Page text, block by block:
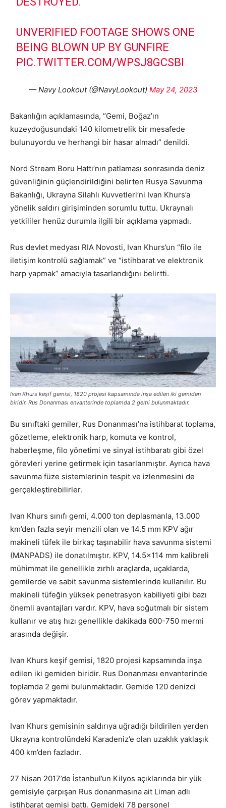
UNVERIFIED FOOTAGE SHOWS ONE
BEING BLOWN UP BY GUNFIRE
PIC.TWITTER.COM/WPSJ8GCSBI
— Navy Lookout (@NavyLookout) May 24, 2023
Bakanlığın açıklamasında, “Gemi, Boğaz’ın
kuzeydoğusundaki 140 kilometrelik bir mesafede
bulunuyordu ve herhangi bir hasar almadı” denildi.
Nord Stream Boru Hattı’nın patlaması sonrasında deniz
güvenliğinin güçlendirildiğini belirten Rusya Savunma
Bakanlığı, Ukrayna Silahlı Kuvvetleri’ni Ivan Khurs’a
yönelik saldırı girişiminden sorumlu tuttu. Ukraynalı
yetkililer henüz durumla ilgili bir açıklama yapmadı.
Rus devlet medyası RIA Novosti, Ivan Khurs’un “filo ile
iletişim kontrolü sağlamak” ve “istihbarat ve elektronik
harp yapmak” amacıyla tasarlandığını belirtti.
Ivan Khurs keşif gemisi, 1820 projesi kapsamında inşa edilen iki gemiden
biridir. Rus Donanması envanterinde toplamda 2 gemi bulunmaktadır.
Bu sınıftaki gemiler, Rus Donanması’na istihbarat toplama,
gözetleme, elektronik harp, komuta ve kontrol,
haberleşme, filo yönetimi ve sinyal istihbaratı gibi özel
görevleri yerine getirmek için tasarlanmıştır. Ayrıca hava
savunma füze sistemlerinin tespit ve izlenmesini de
gerçekleştirebilirler.
Ivan Khurs sınıfı gemi, 4.000 ton deplasmanla, 13.000
km’den fazla seyir menzili olan ve 14.5 mm KPV ağır
makineli tüfek ile birkaç taşınabilir hava savunma sistemi
(MANPADS) ile donatılmıştır. KPV, 14.5×114 mm kalibreli
mühimmat ile genellikle zırhlı araçlarda, uçaklarda,
gemilerde ve sabit savunma sistemlerinde kullanılır. Bu
makineli tüfeğin yüksek penetrasyon kabiliyeti gibi bazı
önemli avantajları vardır. KPV, hava soğutmalı bir sistem
kullanır ve atış hızı genellikle dakikada 600-750 mermi
arasında değişir.
Ivan Khurs keşif gemisi, 1820 projesi kapsamında inşa
edilen iki gemiden biridir. Rus Donanması envanterinde
toplamda 2 gemi bulunmaktadır. Gemide 120 denizci
görev yapmaktadır.
Ivan Khurs gemisinin saldırıya uğradığı bildirilen yerden
Ukrayna kontrolündeki Karadeniz’e olan uzaklık yaklaşık
400 km’den fazladır.
27 Nisan 2017’de İstanbul’un Kilyos açıklarında bir yük
gemisiyle çarpışan Rus donanmasına ait Liman adlı
istihbarat gemisi battı. Gemideki 78 personel